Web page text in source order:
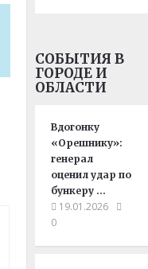
СОБЫТИЯ В
ГОРОДЕ И
ОБЛАСТИ
Вдогонку
«Орешнику»:
генерал
оценил удар по
бункеру …
19.01.2026
0